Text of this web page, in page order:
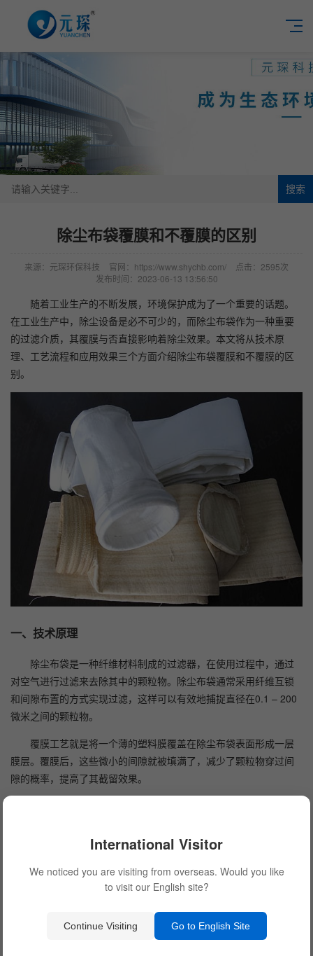
搜索
除尘布袋覆膜和不覆膜的区别
来源：元琛环保科技 官网：https://www.shychb.com/
点击：2595次
发布时间：2023-06-13 13:56:50
随着工业生产的不断发展，环境保护成为了一个重要的话题。
在工业生产中，除尘设备是必不可少的，而除尘布袋作为一种重要
的过滤介质，其覆膜与否直接影响着除尘效果。本文将从技术原
理、工艺流程和应用效果三个方面介绍除尘布袋覆膜和不覆膜的区
别。
一、技术原理
除尘布袋是一种纤维材料制成的过滤器，在使用过程中，通过
对空气进行过滤来去除其中的颗粒物。除尘布袋通常采用纤维互锁
和间隙布置的方式实现过滤，这样可以有效地捕捉直径在0.1 – 200
微米之间的颗粒物。
覆膜工艺就是将一个薄的塑料膜覆盖在除尘布袋表面形成一层
膜层。覆膜后，这些微小的间隙就被填满了，减少了颗粒物穿过间
隙的概率，提高了其截留效果。
覆膜的工艺流程一般包括清洗、粘合剂涂布、高分子膜涂布等
环节。具体步骤如下：
清洗：将除尘布袋进行清洗，以确保其表面干净并能够牢固地
粘附覆膜。
International Visitor
We noticed you are visiting from overseas. Would you like
to visit our English site?
Continue Visiting Go to English Site